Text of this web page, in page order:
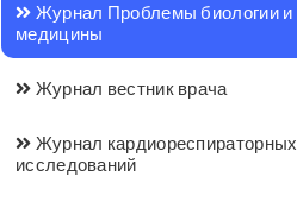
Журнал Проблемы биологии и
медицины
Журнал вестник врача
Журнал кардиореспираторных
исследований